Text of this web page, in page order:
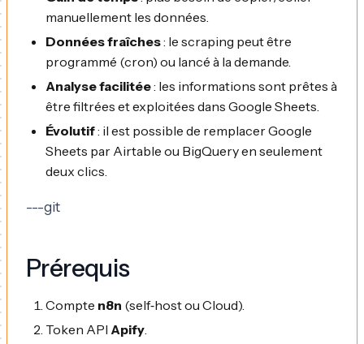
manuellement les données.
Données fraîches: le scraping peut être
programmé (cron) ou lancé à la demande.
Analyse facilitée: les informations sont prêtes à
être filtrées et exploitées dans Google Sheets.
Évolutif: il est possible de remplacer Google
Sheets par Airtable ou BigQuery en seulement
deux clics.
---git
Prérequis
Compte n8n (self‑host ou Cloud).
Token API Apify.